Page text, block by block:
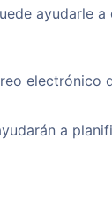
ayudarle
electrónico
a